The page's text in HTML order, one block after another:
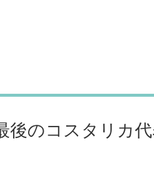
後のコスタリカ